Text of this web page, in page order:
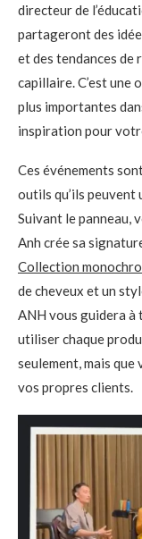
directeur de
partageront des
et des tendances de
capillaire. C’est une
plus importantes
inspiration pour
Ces événements
outils qu’ils peuvent
Suivant le panneau,
Anh crée sa
Collection
de cheveux et un
ANH vous guidera à
utiliser chaque
seulement, mais
vos propres clients.